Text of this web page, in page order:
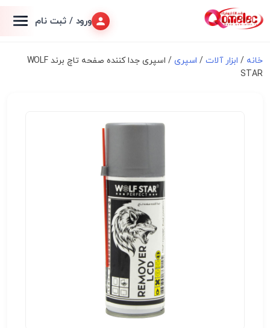
ورود / ثبت نام
خانه / ابزار آلات/ اسپری
/ اسپری جدا کننده صفحه تاچ برند WOLF
STAR